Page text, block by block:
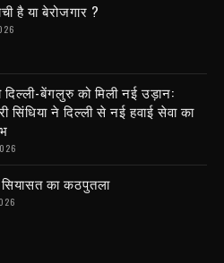
है या बेरोजगार ?
दिल्ली-बेंगलुरु को मिली नई उड़ान:
सिंधिया ने दिल्ली से नई हवाई सेवा का
सियासत का कठपुतला